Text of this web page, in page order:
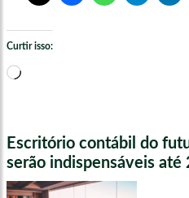
Curtir isso:
Carregando...
Escritório contábil do
serão indispensáveis até